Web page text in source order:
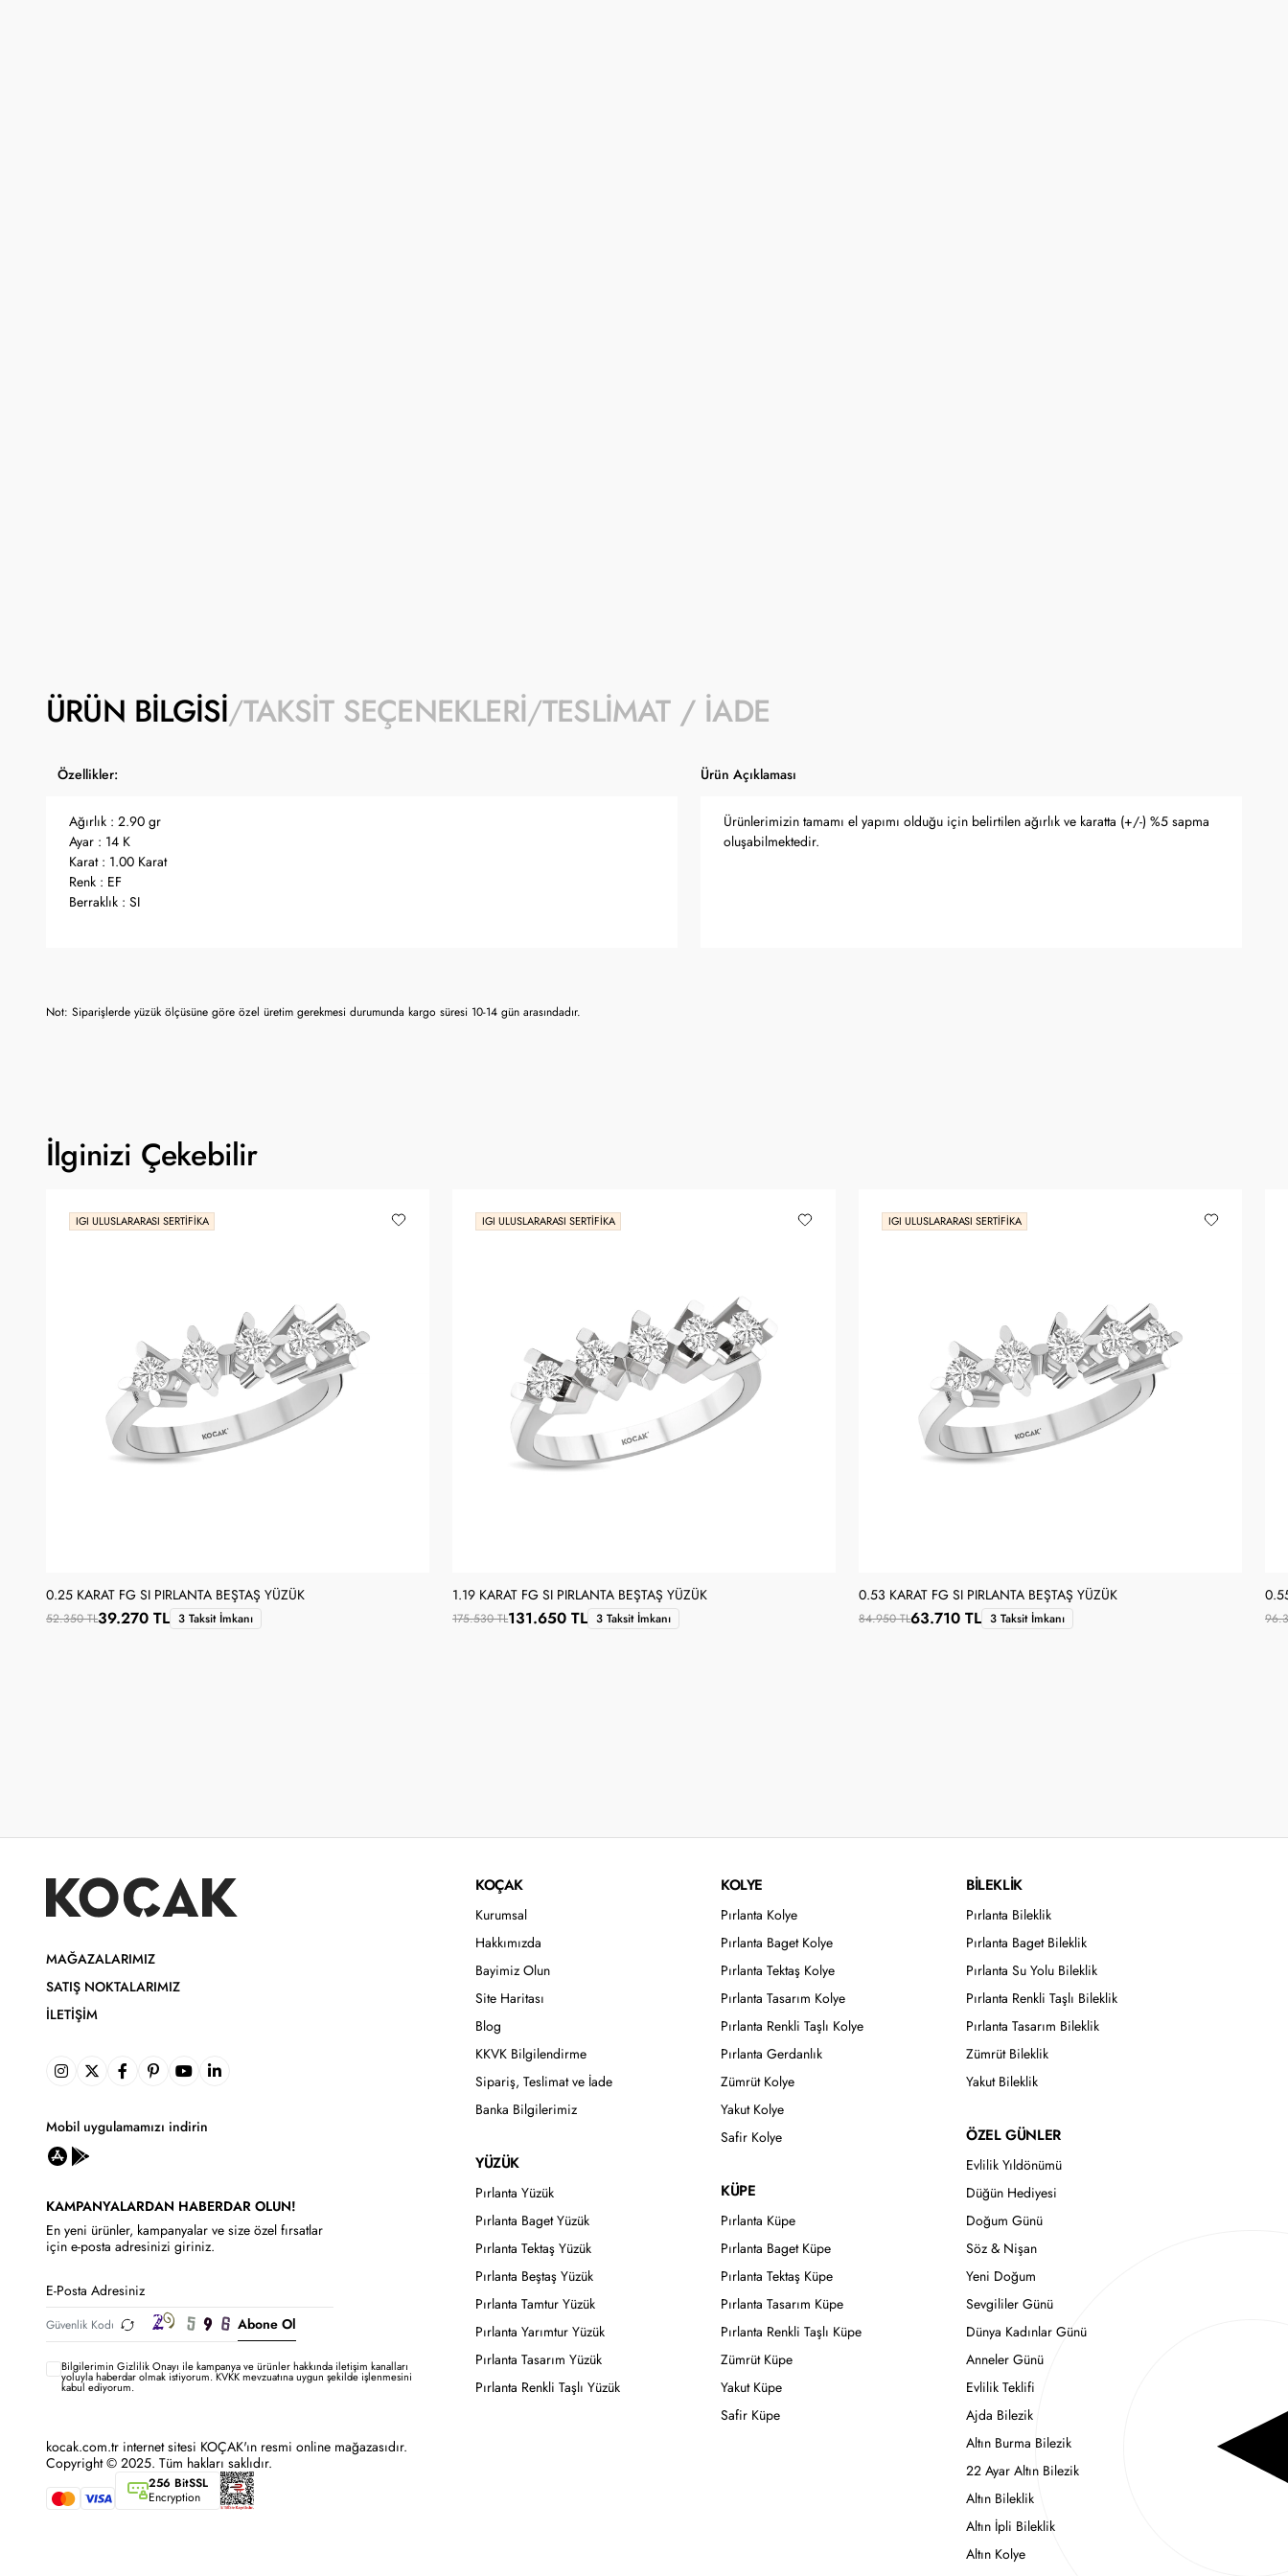
ÜRÜN BILGISI TAKSIT SEÇENEKLERI TESLIMAT / İADE
Özellikler: Ürün Açıklaması
Ağırlık : 2.90 gr
Ayar : 14 K
Karat : 1.00 Karat
Renk : EF
Berraklık : SI
Ürünlerimizin tamamı el yapımı olduğu için belirtilen ağırlık ve karatta (+/-) %5 sapma
oluşabilmektedir.
Not: Siparişlerde yüzük ölçüsüne göre özel üretim gerekmesi durumunda kargo süresi 10-14 gün arasındadır.
İlginizi Çekebilir
IGI ULUSLARARASI SERTIFIKA
0.25 KARAT FG SI PIRLANTA BEŞTAŞ YÜZÜK
52.350 TL39.270 TL 3 Taksit İmkanı
IGI ULUSLARARASI SERTIFIKA
1.19 KARAT FG SI PIRLANTA BEŞTAŞ YÜZÜK
175.530 TL131.650 TL 3 Taksit İmkanı
IGI ULUSLARARASI SERTIFIKA
0.53 KARAT FG SI PIRLANTA BEŞTAŞ YÜZÜK
84.950 TL63.710 TL 3 Taksit İmkanı
MAĞAZALARIMIZ
SATIŞ NOKTALARIMIZ
İLETIŞIM
Mobil uygulamamızı indirin
KAMPANYALARDAN HABERDAR OLUN!
En yeni ürünler, kampanyalar ve size özel fırsatlar
için e-posta adresinizi giriniz.
Abone Ol
Bilgilerimin Gizlilik Onayı ile kampanya ve ürünler hakkında iletişim kanalları
yoluyla haberdar olmak istiyorum.KVKK mevzuatına uygun şekilde işlenmesini
kabul ediyorum.
kocak.com.tr internet sitesi KOÇAK'ın resmi online mağazasıdır.
Copyright © 2025. Tüm hakları saklıdır.
256 BitSSL
Encryption
KOÇAK
Kurumsal
Hakkımızda
Bayimiz Olun
Site Haritası
Blog
KKVK Bilgilendirme
Sipariş, Teslimat ve İade
Banka Bilgilerimiz
YÜZÜK
Pırlanta Yüzük
Pırlanta Baget Yüzük
Pırlanta Tektaş Yüzük
Pırlanta Beştaş Yüzük
Pırlanta Tamtur Yüzük
Pırlanta Yarımtur Yüzük
Pırlanta Tasarım Yüzük
Pırlanta Renkli Taşlı Yüzük
KOLYE
Pırlanta Kolye
Pırlanta Baget Kolye
Pırlanta Tektaş Kolye
Pırlanta Tasarım Kolye
Pırlanta Renkli Taşlı Kolye
Pırlanta Gerdanlık
Zümrüt Kolye
Yakut Kolye
Safir Kolye
KÜPE
Pırlanta Küpe
Pırlanta Baget Küpe
Pırlanta Tektaş Küpe
Pırlanta Tasarım Küpe
Pırlanta Renkli Taşlı Küpe
Zümrüt Küpe
Yakut Küpe
Safir Küpe
BİLEKLİK
Pırlanta Bileklik
Pırlanta Baget Bileklik
Pırlanta Su Yolu Bileklik
Pırlanta Renkli Taşlı Bileklik
Pırlanta Tasarım Bileklik
Zümrüt Bileklik
Yakut Bileklik
ÖZEL GÜNLER
Evlilik Yıldönümü
Düğün Hediyesi
Doğum Günü
Söz & Nişan
Yeni Doğum
Sevgililer Günü
Dünya Kadınlar Günü
Anneler Günü
Evlilik Teklifi
Ajda Bilezik
Altın Burma Bilezik
22 Ayar Altın Bilezik
Altın Bileklik
Altın İpli Bileklik
Altın Kolye